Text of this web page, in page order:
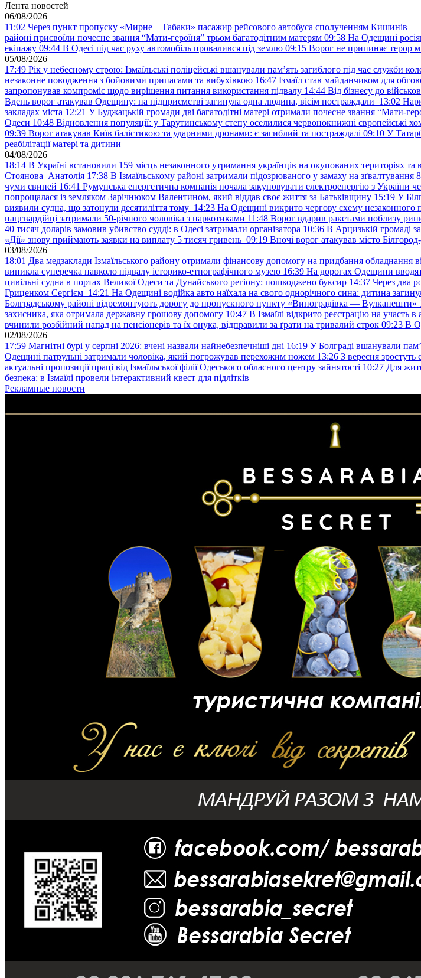
Лента новостей
06/08/2026
11:02 Через пункт пропуску «Мирне – Табаки» пасажир рейсового автобуса сполученням Кишинів —
районі присвоїли почесне звання “Мати-героїня” трьом багатодітним матерям 09:58 На Одещині
екіпажу 09:44 В Одесі під час руху автомобіль провалився під землю 09:15 Ворог не припиняє терор
05/08/2026
17:49 Рік у небесному строю: Ізмаїльські поліцейські вшанували пам’ять загиблого під час служби
незаконне поводження з бойовими припасами та вибухівкою 16:47 Ізмаїл став майданчиком для
запропонував компроміс щодо вирішення питання використання підвалу 14:44 Від бізнесу до
Вдень ворог атакував Одещину: на підприємстві загинула одна людина, вісім постраждали 13:02
закладах міста 12:21 У Буджацькій громади дві багатодітні матері отримали почесне звання “Мати-
Одеси 10:48 Відновлення популяції: у Тарутинському степу оселилися червонокнижні європейські
09:39 Ворог атакував Київ балістикою та ударними дронами: є загиблий та постраждалі 09:10 У
реабілітації матері та дитини
04/08/2026
18:14 В Україні встановили 159 місць незаконного утримання українців на окупованих територіях та
Стоянова Анатолія 17:38 В Ізмаїльському районі затримали підозрюваного у замаху на зґвалтування
чуми свиней 16:41 Румунська енергетична компанія почала закуповувати електроенергію з України
попрощалася із земляком Зарічнюком Валентином, який віддав своє життя за Батьківщину 15:19 У
виявили судна, що затонули десятиліття тому 14:23 На Одещині викрито чергову схему незаконного
нацгвардійці затримали 50-річного чоловіка з наркотиками 11:48 Ворог вдарив ракетами поблизу
40 тисяч доларів замовив убивство судді: в Одесі затримали організатора 10:36 В Арцизькій громаді
«Дії» знову приймають заявки на виплату 5 тисяч гривень 09:19 Вночі ворог атакував місто
03/08/2026
18:01 Два медзаклади Ізмаїльського району отримали фінансову допомогу на придбання обладнання
виникла суперечка навколо підвалу історико-етнографічного музею 16:39 На дорогах Одещини
цивільні судна в портах Великої Одеси та Дунайського регіону: пошкоджено буксир 14:37 Через два
Гриценком Сергієм 14:21 На Одещині водійка авто наїхала на свого однорічного сина: дитина
Болградському районі відремонтують дорогу до пропускного пункту «Виноградівка — Вулканешти»
захисника, яка отримала державну грошову допомогу 10:47 В Ізмаїлі відкрито реєстрацію на участь
вчинили розбійний напад на пенсіонерів та їх онука, відправили за ґрати на тривалий строк 09:23 В
02/08/2026
17:59 Магнітні бурі у серпні 2026: вчені назвали найнебезпечніші дні 16:19 У Болграді вшанували
Одещині патрульні затримали чоловіка, який погрожував перехожим ножем 13:26 З вересня зростуть
актуальні пропозиції праці від Ізмаїльської філії Одеського обласного центру зайнятості 10:27 Для
безпека: в Ізмаїлі провели інтерактивний квест для підлітків
Рекламные новости